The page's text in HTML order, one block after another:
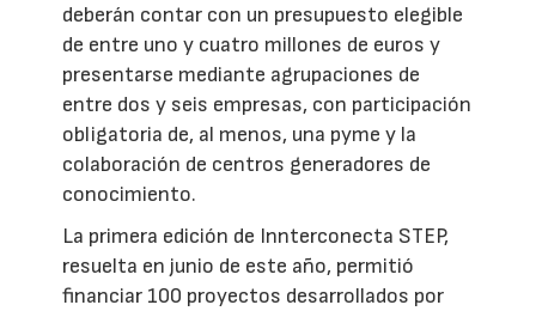
deberán contar con un presupuesto elegible
de entre uno y cuatro millones de euros y
presentarse mediante agrupaciones de
entre dos y seis empresas, con participación
obligatoria de, al menos, una pyme y la
colaboración de centros generadores de
conocimiento.
La primera edición de Innterconecta STEP,
resuelta en junio de este año, permitió
financiar 100 proyectos desarrollados por